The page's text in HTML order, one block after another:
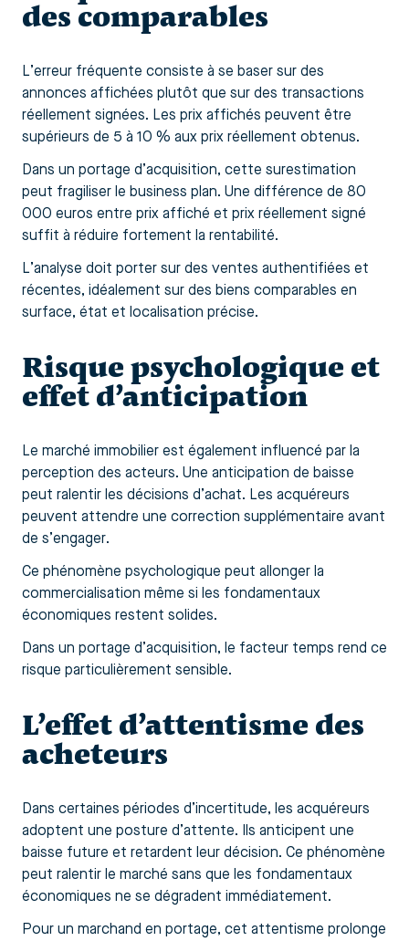
des comparables
L’erreur fréquente consiste à se baser sur des
annonces affichées plutôt que sur des transactions
réellement signées. Les prix affichés peuvent être
supérieurs de 5 à 10 % aux prix réellement obtenus.
Dans un portage d’acquisition, cette surestimation
peut fragiliser le business plan. Une différence de 80
000 euros entre prix affiché et prix réellement signé
suffit à réduire fortement la rentabilité.
L’analyse doit porter sur des ventes authentifiées et
récentes, idéalement sur des biens comparables en
surface, état et localisation précise.
Risque psychologique et
effet d’anticipation
Le marché immobilier est également influencé par la
perception des acteurs. Une anticipation de baisse
peut ralentir les décisions d’achat. Les acquéreurs
peuvent attendre une correction supplémentaire avant
de s’engager.
Ce phénomène psychologique peut allonger la
commercialisation même si les fondamentaux
économiques restent solides.
Dans un portage d’acquisition, le facteur temps rend ce
risque particulièrement sensible.
L’effet d’attentisme des
acheteurs
Dans certaines périodes d’incertitude, les acquéreurs
adoptent une posture d’attente. Ils anticipent une
baisse future et retardent leur décision. Ce phénomène
peut ralentir le marché sans que les fondamentaux
économiques ne se dégradent immédiatement.
Pour un marchand en portage, cet attentisme prolonge